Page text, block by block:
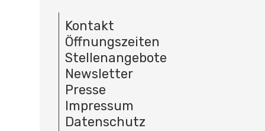
Kontakt
Öffnungszeiten
Stellenangebote
Newsletter
Presse
Impressum
Datenschutz